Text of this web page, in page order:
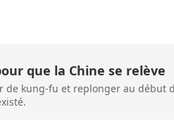
que la Chine se relève
de kung-fu et replonger au début